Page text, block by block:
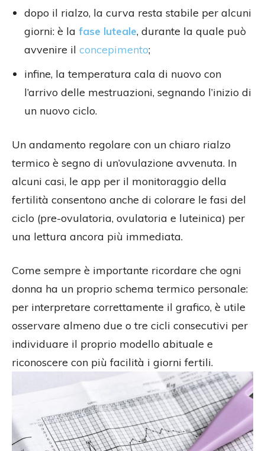
dopo il rialzo, la curva resta stabile per alcuni
giorni: è la fase luteale, durante la quale può
avvenire il concepimento;
infine, la temperatura cala di nuovo con
l’arrivo delle mestruazioni, segnando l’inizio di
un nuovo ciclo.
Un andamento regolare con un chiaro rialzo
termico è segno di un’ovulazione avvenuta. In
alcuni casi, le app per il monitoraggio della
fertilità consentono anche di colorare le fasi del
ciclo (pre-ovulatoria, ovulatoria e luteinica) per
una lettura ancora più immediata.
Come sempre è importante ricordare che ogni
donna ha un proprio schema termico personale:
per interpretare correttamente il grafico, è utile
osservare almeno due o tre cicli consecutivi per
individuare il proprio modello abituale e
riconoscere con più facilità i giorni fertili.